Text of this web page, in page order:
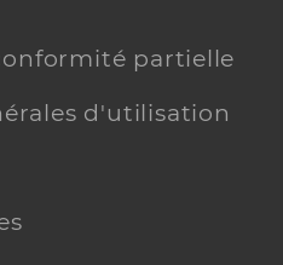
partielle
d'utilisation